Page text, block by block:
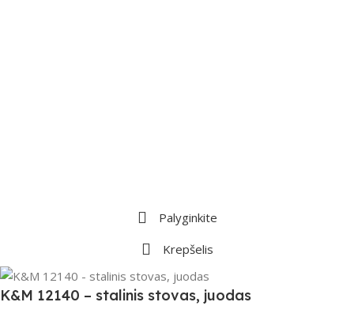
Palyginkite
Krepšelis
K&M 12140 – stalinis stovas, juodas